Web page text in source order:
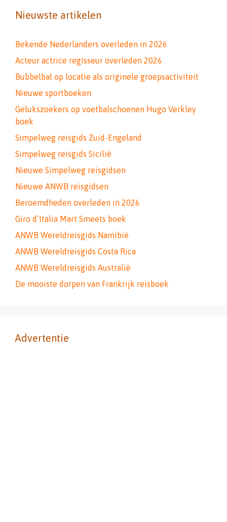
Nieuwste artikelen
Bekende Nederlanders overleden in 2026
Acteur actrice regisseur overleden 2026
Bubbelbal op locatie als originele groepsactiviteit
Nieuwe sportboeken
Gelukszoekers op voetbalschoenen Hugo Verkley
boek
Simpelweg reisgids Zuid-Engeland
Simpelweg reisgids Sicilië
Nieuwe Simpelweg reisgidsen
Nieuwe ANWB reisgidsen
Beroemdheden overleden in 2026
Giro d’Italia Mart Smeets boek
ANWB Wereldreisgids Namibië
ANWB Wereldreisgids Costa Rica
ANWB Wereldreisgids Australië
De mooiste dorpen van Frankrijk reisboek
Advertentie